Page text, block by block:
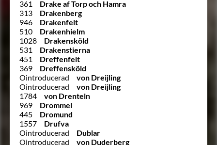
361
Drake af Torp och Hamra
313
Drakenberg
946
Drakenfelt
510
Drakenhielm
1028
Drakensköld
531
Drakenstierna
451
Dreffenfelt
369
Dreffensköld
Ointroducerad
von Dreijling
Ointroducerad
von Dreijling
1784
von Drenteln
969
Drommel
445
Dromund
1557
Drufva
Ointroducerad
Dublar
Ointroducerad
von Duderberg